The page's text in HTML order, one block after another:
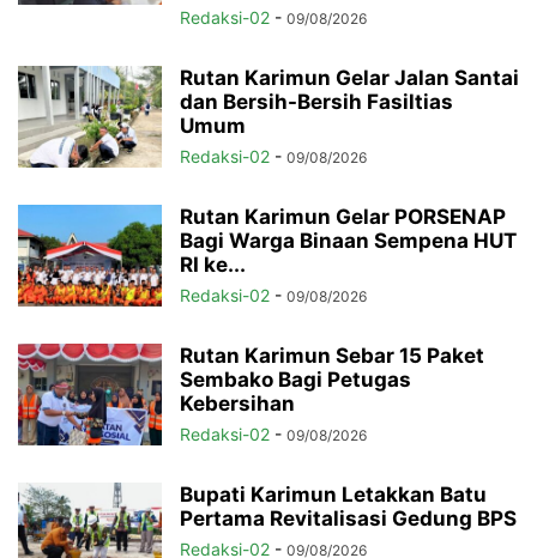
Redaksi-02 - 09/08/2026
Rutan Karimun Gelar Jalan Santai
dan Bersih-Bersih Fasiltias
Umum
Redaksi-02 - 09/08/2026
Rutan Karimun Gelar PORSENAP
Bagi Warga Binaan Sempena HUT
RI ke...
Redaksi-02 - 09/08/2026
Rutan Karimun Sebar 15 Paket
Sembako Bagi Petugas
Kebersihan
Redaksi-02 - 09/08/2026
Bupati Karimun Letakkan Batu
Pertama Revitalisasi Gedung BPS
Redaksi-02 - 09/08/2026